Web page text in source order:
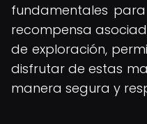
fundamentales
recompensa
de exploración,
disfrutar de estas
manera segura y